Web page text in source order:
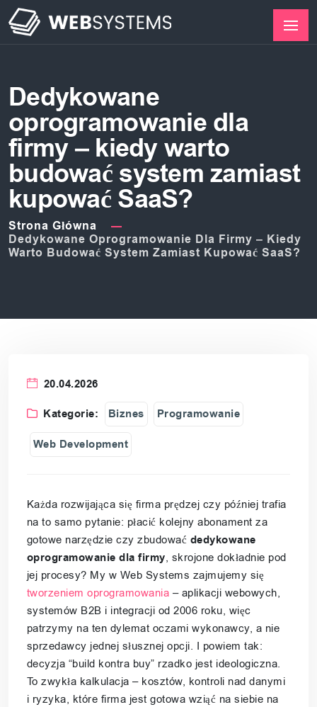
Dedykowane
oprogramowanie dla
firmy – kiedy warto
budować system zamiast
kupować SaaS?
Strona Główna
Dedykowane Oprogramowanie Dla Firmy – Kiedy
Warto Budować System Zamiast Kupować SaaS?
20.04.2026
Kategorie:
Biznes Programowanie
Web Development
Każda rozwijająca się firma prędzej czy później trafia
na to samo pytanie: płacić kolejny abonament za
gotowe narzędzie czy zbudować dedykowane
oprogramowanie dla firmy, skrojone dokładnie pod
jej procesy? My w Web Systems zajmujemy się
tworzeniem oprogramowania – aplikacji webowych,
systemów B2B i integracji od 2006 roku, więc
patrzymy na ten dylemat oczami wykonawcy, a nie
sprzedawcy jednej słusznej opcji. I powiem tak:
decyzja “build kontra buy” rzadko jest ideologiczna.
To zwykła kalkulacja – kosztów, kontroli nad danymi
i ryzyka, które firma jest gotowa wziąć na siebie na